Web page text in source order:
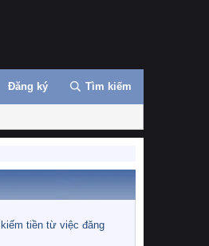
Đăng ký Tìm kiếm
tiền từ việc đăng